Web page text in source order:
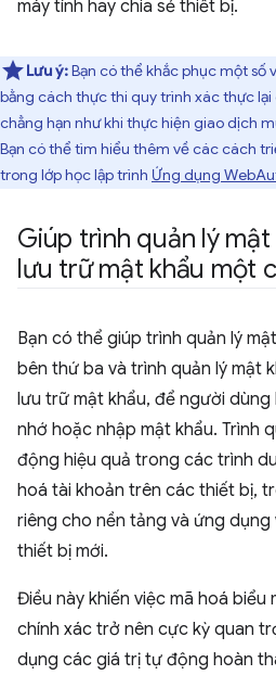
máy tính hay chia sẻ thiết bị.
Lưu ý:Bạn có thể khắc phục một số
bằng cách thực thi quy trình xác thực
chẳng hạn như khi thực hiện giao dịch
Bạn có thể tìm hiểu thêm về các cách
trong lớp học lập trình Ứng dụng
Giúp trình quản lý
lưu trữ mật khẩu một
Bạn có thể giúp trình quản lý
bên thứ ba và trình quản lý mật
lưu trữ mật khẩu, để người
nhớ hoặc nhập mật khẩu. Trình
động hiệu quả trong các trình
hoá tài khoản trên các thiết bị,
riêng cho nền tảng và ứng
thiết bị mới.
Điều này khiến việc mã hoá biểu
chính xác trở nên cực kỳ quan
dụng các giá trị tự động hoàn